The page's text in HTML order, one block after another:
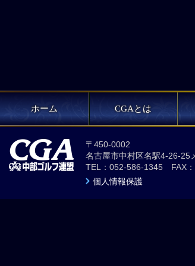
ホーム CGAとは
〒450-0002
名古屋市中村区名駅4-26-25
TEL：052-586-1345 FAX
個人情報保護